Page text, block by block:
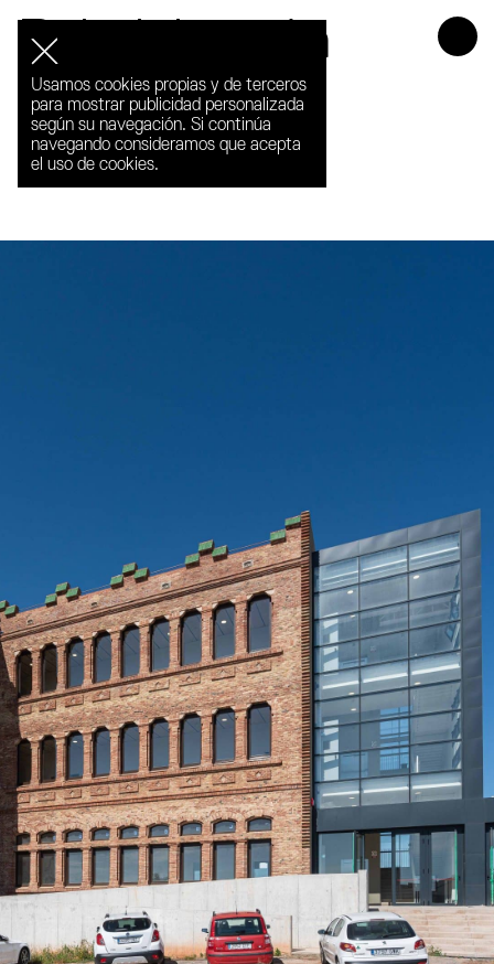
Rehabilitación
H.E.S
Usamos cookies propias y de terceros
para mostrar publicidad personalizada
según su navegación. Si continúa
navegando consideramos que acepta
el uso de cookies.